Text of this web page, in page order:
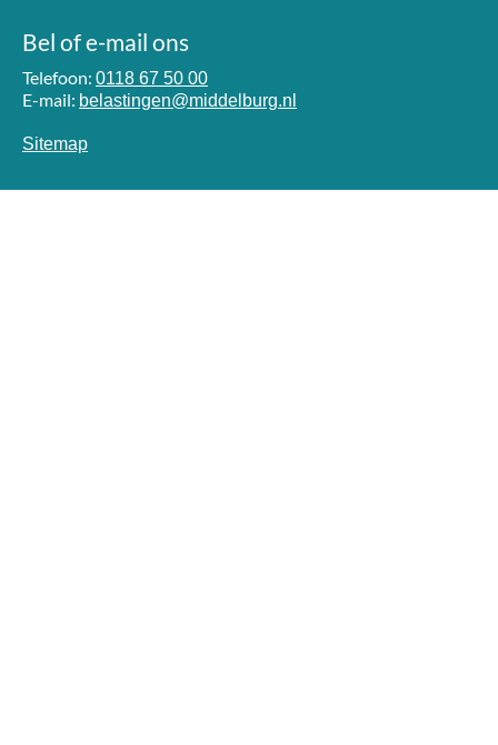
Bel of e-mail ons
Telefoon: 0118 67 50 00
E-mail: belastingen@middelburg.nl
Sitemap